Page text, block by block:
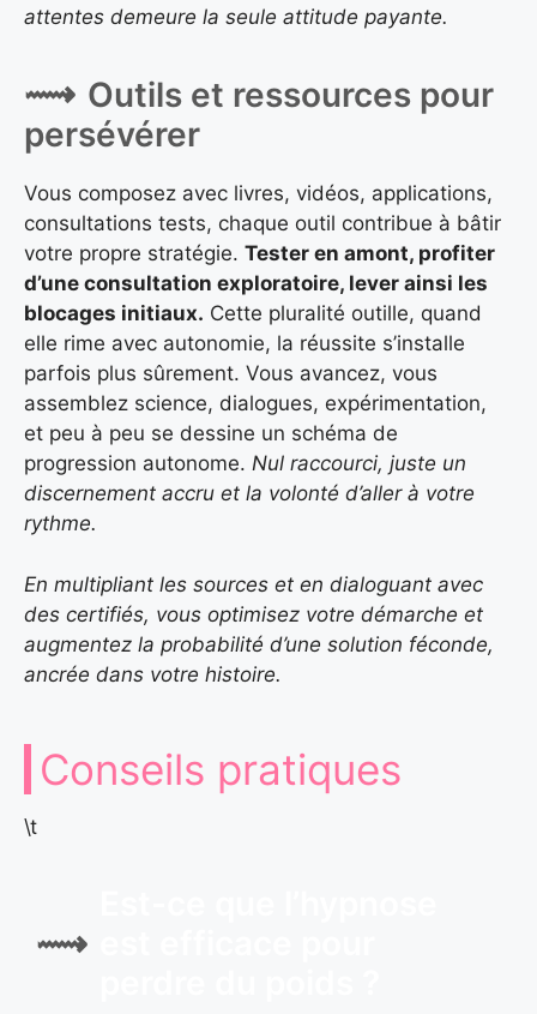
attentes demeure la seule attitude payante.
Outils et ressources pour
persévérer
Vous composez avec livres, vidéos, applications,
consultations tests, chaque outil contribue à bâtir
votre propre stratégie. Tester en amont, profiter
d’une consultation exploratoire, lever ainsi les
blocages initiaux. Cette pluralité outille, quand
elle rime avec autonomie, la réussite s’installe
parfois plus sûrement. Vous avancez, vous
assemblez science, dialogues, expérimentation,
et peu à peu se dessine un schéma de
progression autonome. Nul raccourci, juste un
discernement accru et la volonté d’aller à votre
rythme.
En multipliant les sources et en dialoguant avec
des certifiés, vous optimisez votre démarche et
augmentez la probabilité d’une solution féconde,
ancrée dans votre histoire.
Conseils pratiques
\t